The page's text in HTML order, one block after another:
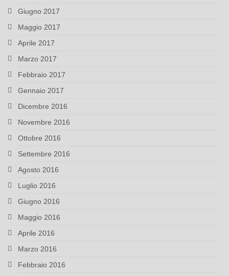
Giugno 2017
Maggio 2017
Aprile 2017
Marzo 2017
Febbraio 2017
Gennaio 2017
Dicembre 2016
Novembre 2016
Ottobre 2016
Settembre 2016
Agosto 2016
Luglio 2016
Giugno 2016
Maggio 2016
Aprile 2016
Marzo 2016
Febbraio 2016